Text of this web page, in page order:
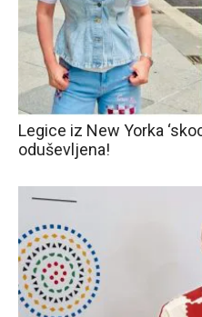
Legice iz New Yorka
oduševljena!